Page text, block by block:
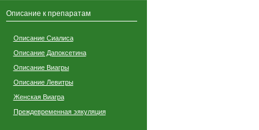
Описание к препаратам
Описание Сиалиса
Описание Дапоксетина
Описание Виагры
Описание Левитры
Женская Виагра
Преждевременная эякуляция